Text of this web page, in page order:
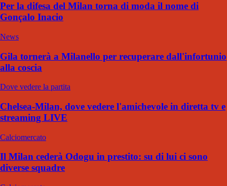
Per la difesa del Milan torna di moda il nome di
Gonçalo Inacio
News
Gila tornerà a Milanello per recuperare dall'infortunio
alla coscia
Dove vedere la partita
Chelsea-Milan, dove vedere l'amichevole in diretta tv e
streaming LIVE
Calciomercato
Il Milan cederà Odogu in prestito: su di lui ci sono
diverse squadre